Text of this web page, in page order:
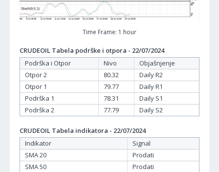
Time Frame: 1 hour
CRUDEOIL Tabela podrške i otpora - 22/07/2024
Podrška i Otpor
Nivo
Objašnjenje
Otpor 2
80.32
Daily R2
Otpor 1
79.77
Daily R1
Podrška 1
78.31
Daily S1
Podrška 2
77.79 Daily S2
CRUDEOIL Tabela indikatora - 22/07/2024
Indikator
Signal
SMA 20
Prodati
SMA 50
Prodati